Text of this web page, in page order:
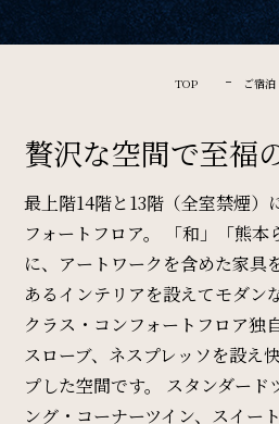
Restaurant &
レストラン&ラウンジ
Banquet
会議・ご宴会
Wedding
ウエディング
Access
TOP ご宿泊
贅沢な空間で至福
最上階14階と13階（全室禁煙）
フォートフロア。
「和」「熊
に、アートワークを含めた家具
あるインテリアを設えてモダン
クラス・コンフォートフロア独
スローブ、 ネスプレッソを設え
プした空間です。
スタンダード
ング・コーナーツイン、スイー